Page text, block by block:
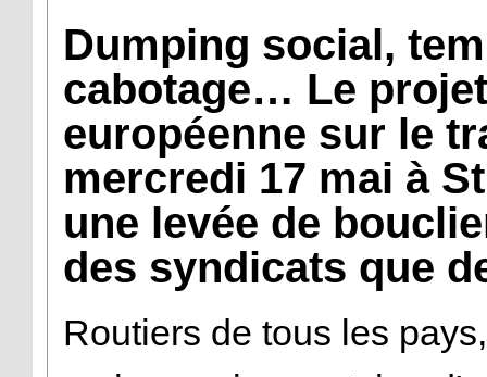
Dumping social,
cabotage… Le
européenne sur le
mercredi 17 mai à
une levée de
des syndicats que
Routiers de tous les